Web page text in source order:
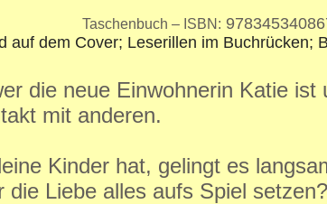
Taschenbuch – ISBN:
dem Cover; Leserillen im Buchrücken;
die neue Einwohnerin Katie
mit anderen.
Kinder hat, gelingt es
Liebe alles aufs Spiel setzen?